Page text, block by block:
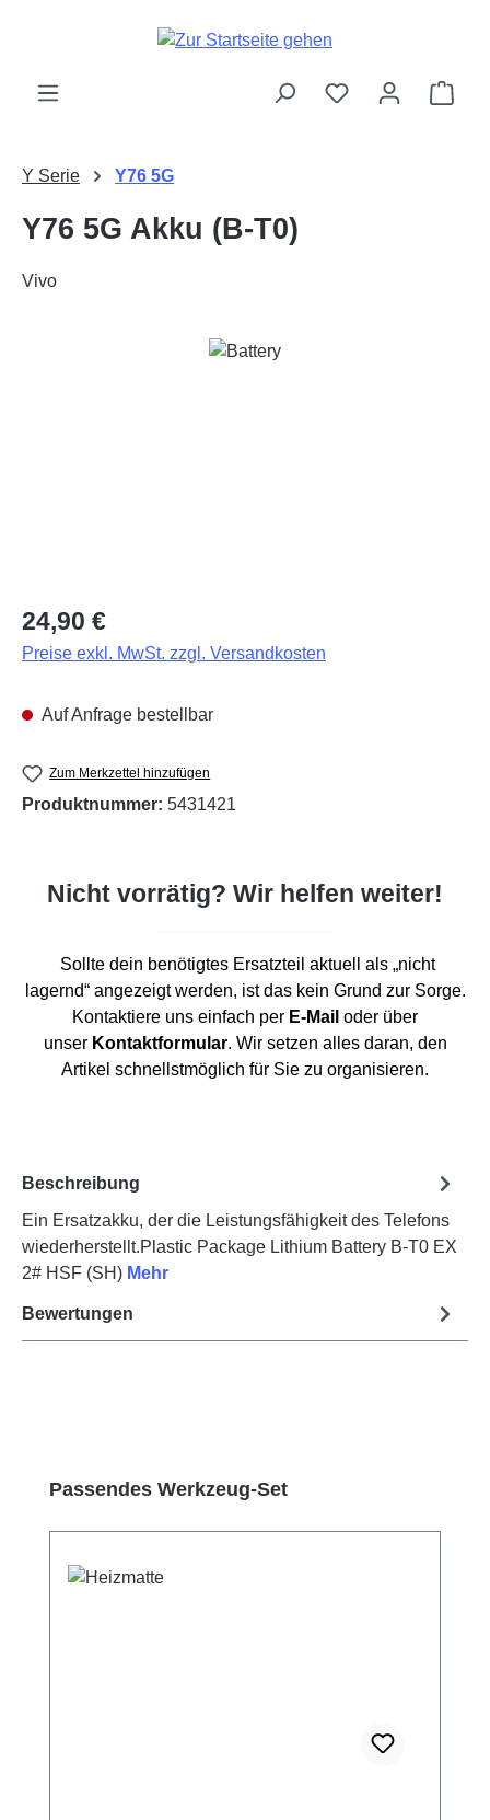
Zum Hauptinhalt springen
Y Serie Y76 5G
Y76 5G Akku (B-T0)
Vivo
Bildergalerie überspringen
Regulärer Preis:
24,90 €
Preise exkl. MwSt. zzgl. Versandkosten
Auf Anfrage bestellbar
Zum Merkzettel hinzufügen
Produktnummer: 5431421
Nicht vorrätig? Wir helfen weiter!
Sollte dein benötigtes Ersatzteil aktuell als „nicht
lagernd“ angezeigt werden, ist das kein Grund zur Sorge.
Kontaktiere uns einfach per E-Mail oder über
unser Kontaktformular. Wir setzen alles daran, den
Artikel schnellstmöglich für Sie zu organisieren.
Beschreibung
Ein Ersatzakku, der die Leistungsfähigkeit des Telefons
wiederherstellt.Plastic Package Lithium Battery B-T0 EX
2# HSF (SH) Mehr
Bewertungen
Produktgalerie überspringen
Passendes Werkzeug-Set